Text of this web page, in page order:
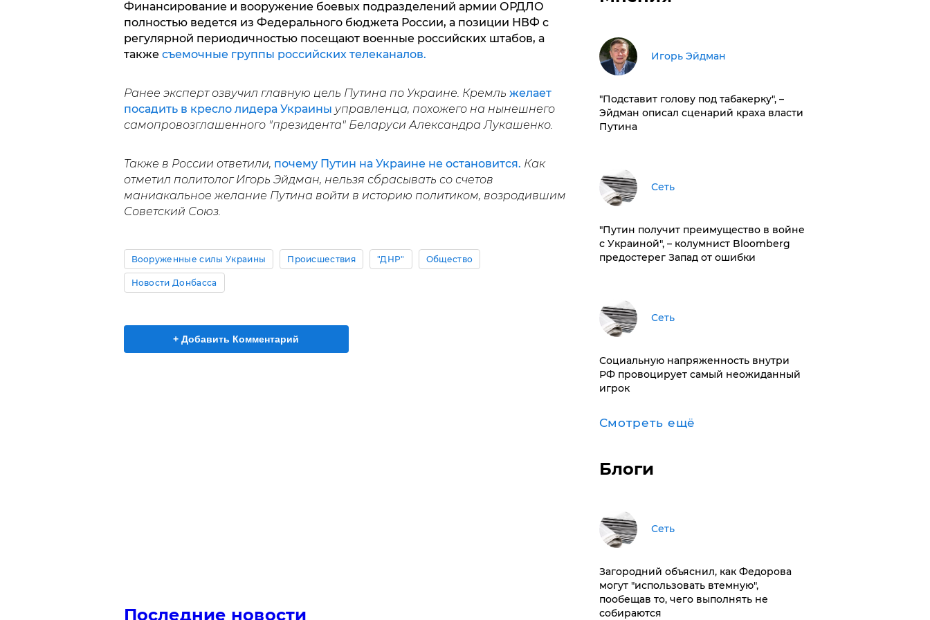
Финансирование и вооружение боевых подразделений армии ОРДЛО
полностью ведется из Федерального бюджета России, а позиции НВФ с
регулярной периодичностью посещают военные российских штабов, а
также съемочные группы российских телеканалов.
Ранее эксперт озвучил главную цель Путина по Украине. Кремль желает
посадить в кресло лидера Украины управленца, похожего на нынешнего
самопровозглашенного "президента" Беларуси Александра Лукашенко.
Также в России ответили, почему Путин на Украине не остановится. Как
отметил политолог Игорь Эйдман, нельзя сбрасывать со счетов
маниакальное желание Путина войти в историю политиком, возродившим
Советский Союз.
Вооруженные силы Украины Происшествия "ДНР" Общество
Новости Донбасса
+ Добавить Комментарий
Последние новости
Игорь Эйдман
​"Подставит голову под табакерку", –
Эйдман описал сценарий краха власти
Путина
Сеть
"Путин получит преимущество в войне
с Украиной", – колумнист Bloomberg
предостерег Запад от ошибки
Сеть
Социальную напряженность внутри
РФ провоцирует самый неожиданный
игрок
Смотреть ещё
Блоги
Сеть
Загородний объяснил, как Федорова
могут "использовать втемную",
пообещав то, чего выполнять не
собираются